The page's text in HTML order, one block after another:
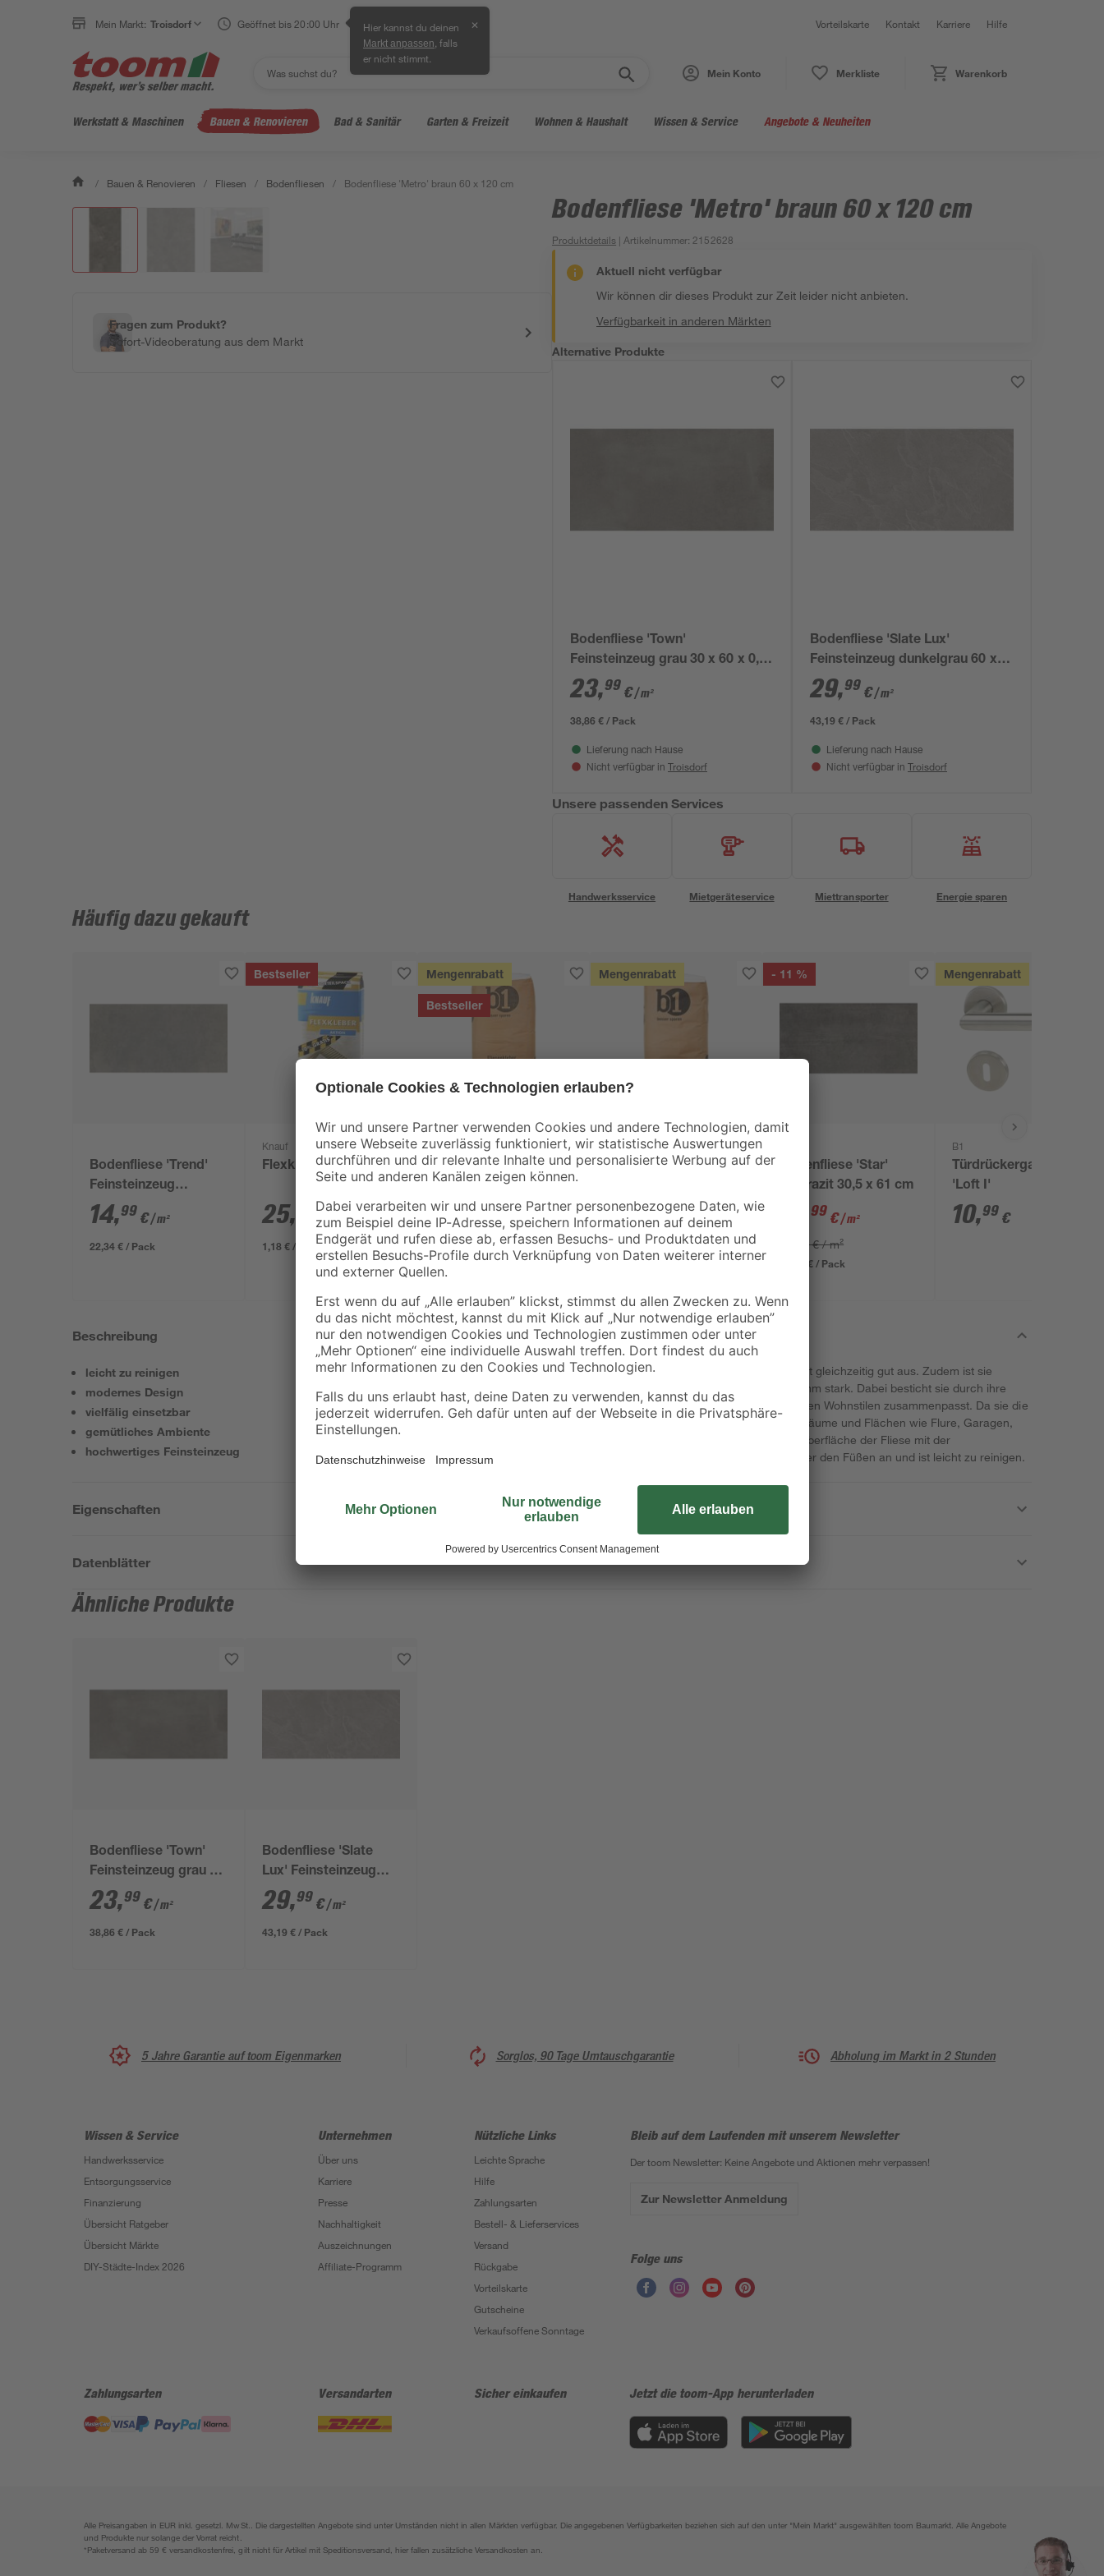
Mein Markt: Troisdorf Geöffnet bis 20:00 Uhr Hier kannst du deinen
Markt anpassen , falls
er nicht stimmt.
✕ Vorteilskarte Kontakt Karriere Hilfe
Mein Konto Merkliste Warenkorb
Werkstatt & Maschinen Bauen & Renovieren Bad & Sanitär Garten & Freizeit Wohnen & Haushalt Wissen & Service Angebote & Neuheiten
/ Bauen & Renovieren / Fliesen / Bodenfliesen / Bodenfliese 'Metro' braun 60 x 120 cm
Fragen zum Produkt?
Sofort-Videoberatung aus dem Markt
Bodenfliese 'Metro' braun 60 x 120 cm
Produktdetails | Artikelnummer: 2152628
Aktuell nicht verfügbar
Wir können dir dieses Produkt zur Zeit leider nicht anbieten.
Verfügbarkeit in anderen Märkten
Alternative Produkte
Bodenfliese 'Town'
Feinsteinzeug grau 30 x 60 x 0,7
cm
23,99 €/ m²
38,86 € / Pack
Lieferung nach Hause
Nicht verfügbar in Troisdorf
Bodenfliese 'Slate Lux'
Feinsteinzeug dunkelgrau 60 x
120 x 0,95 cm
29,99 €/ m²
43,19 € / Pack
Lieferung nach Hause
Nicht verfügbar in Troisdorf
Unsere passenden Services
Handwerksservice Mietgeräteservice Miettransporter Energie sparen
Häufig dazu gekauft
Bodenfliese 'Trend'
Feinsteinzeug
anthrazit 30,5 x 61 cm
14,99 €/ m²
22,34 € / Pack
Bestseller
Knauf
Flexkleber 22 kg
25, €
1,18 € / Kilogramm
Mengenrabatt
Bestseller
B1
Fliesenkleber flexibel
25 kg
17,29 €
0,69 € / Kilogramm
Mengenrabatt
B1
Fliesen- und
7,89€
0,32 € / Kilogramm
- 11 %
Bodenfliese 'Star'
anthrazit 30,5 x 61 cm
,99 €/ m²
16,99 € / m²
22,34 € / Pack
Mengenrabatt
B1
Türdrückergarnitur
'Loft I'
10,99 €
Beschreibung
leicht zu reinigen
modernes Design
vielfälig einsetzbar
gemütliches Ambiente
hochwertiges Feinsteinzeug
Diese Bodenfliese macht so einiges mit und sieht gleichzeitig gut aus. Zudem ist sie
stoßfest. Sie ist im Format 60 x 120 cm und 10 mm stark. Dabei besticht sie durch ihre
braune Optik, die farblich mit vielen verschiedenen Wohnstilen zusammenpasst. Da sie die
Abriebklasse 4 hat, ist sie für sehr oft genutzte Räume und Flächen wie Flure, Garagen,
Küchen, Terrassen und Treppen geeignet. Die Oberfläche der Fliese mit der
Rutschhemmklasse R9 fühlt sich angenehm unter den Füßen an und ist leicht zu reinigen.
Eigenschaften
Datenblätter
Ähnliche Produkte
Bodenfliese 'Town'
Feinsteinzeug grau 30
x 60 x 0,7 cm
23,99 €/ m²
38,86 € / Pack
Bodenfliese 'Slate
Lux' Feinsteinzeug
dunkelgrau 60 x 120 x
0,95 cm
29,99 €/ m²
43,19 € / Pack
5 Jahre Garantie auf toom Eigenmarken Sorglos, 90 Tage Umtauschgarantie Abholung im Markt in 2 Stunden
Wissen & Service
Handwerksservice
Entsorgungsservice
Finanzierung
Übersicht Ratgeber
Übersicht Märkte
DIY-Städte-Index 2026
Unternehmen
Über uns
Karriere
Presse
Nachhaltigkeit
Auszeichnungen
Affiliate-Programm
Nützliche Links
Leichte Sprache
Hilfe
Zahlungsarten
Bestell- & Lieferservices
Versand
Rückgabe
Vorteilskarte
Gutscheine
Verkaufsoffene Sonntage
Bleib auf dem Laufenden mit unserem Newsletter
Der toom Newsletter: Keine Angebote und Aktionen mehr verpassen!
Zur Newsletter Anmeldung
Folge uns
Zahlungsarten Versandarten Sicher einkaufen Jetzt die toom-App herunterladen
Alle Preisangaben in EUR inkl. gesetzl. MwSt.. Die dargestellten Angebote sind unter Umständen nicht in allen Märkten verfügbar. Die angegebenen Verfügbarkeiten beziehen sich auf den unter "Mein Markt" ausgewählten toom Baumarkt. Alle Angebote
und Produkte nur solange der Vorrat reicht.
*Paketversand ab 59 € versandkostenfrei, gilt nicht für Artikel mit Speditionsversand, hier fallen zusätzliche Versandkosten an.